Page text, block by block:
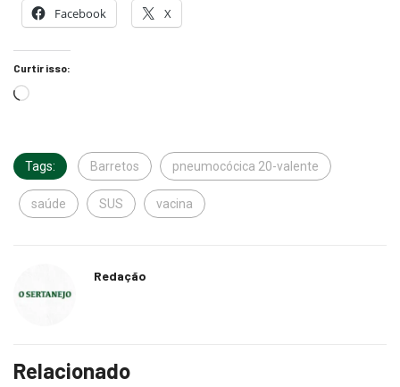
Facebook X
Curtir isso:
Tags: Barretos pneumocócica 20-valente
saúde SUS vacina
Redação
Relacionado